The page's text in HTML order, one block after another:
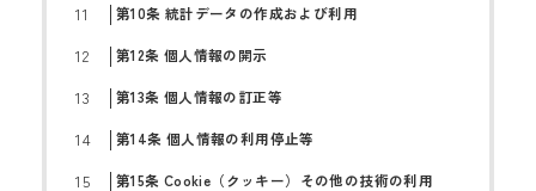
第10条 統計データの作成および利用
第12条 個人情報の開示
第13条 個人情報の訂正等
第14条 個人情報の利用停止等
第15条 Cookie（クッキー）その他の技術の利用